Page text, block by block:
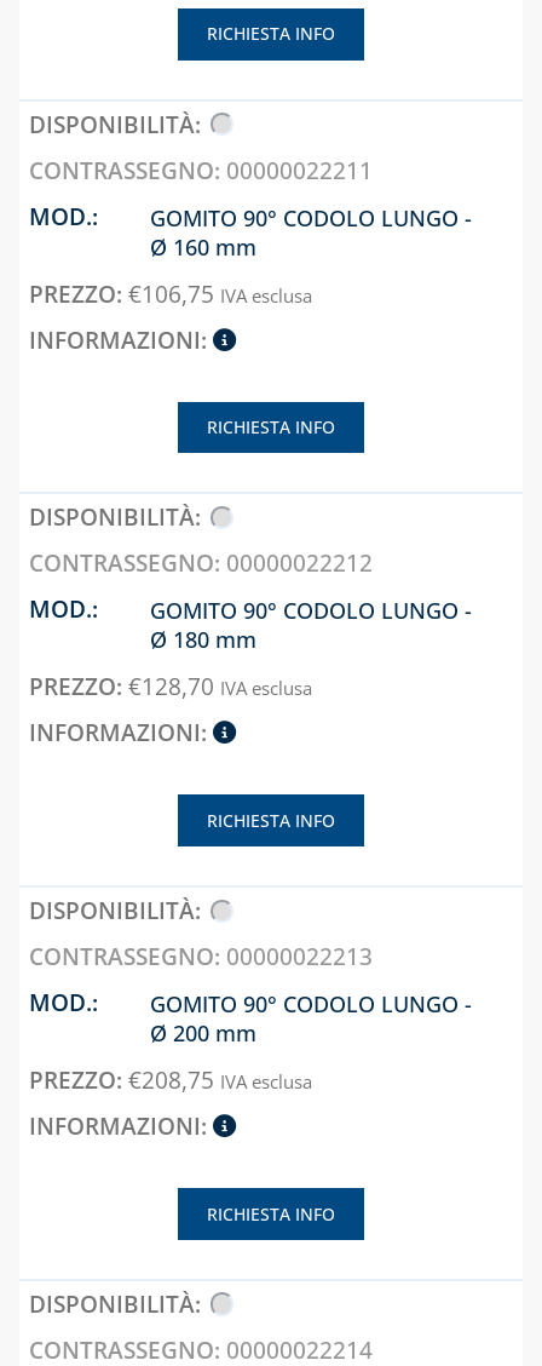
RICHIESTA INFO
00000022211
GOMITO 90° CODOLO LUNGO -
Ø 160 mm
€106,75 IVA esclusa
RICHIESTA INFO
00000022212
GOMITO 90° CODOLO LUNGO -
Ø 180 mm
€128,70 IVA esclusa
RICHIESTA INFO
00000022213
GOMITO 90° CODOLO LUNGO -
Ø 200 mm
€208,75 IVA esclusa
RICHIESTA INFO
00000022214